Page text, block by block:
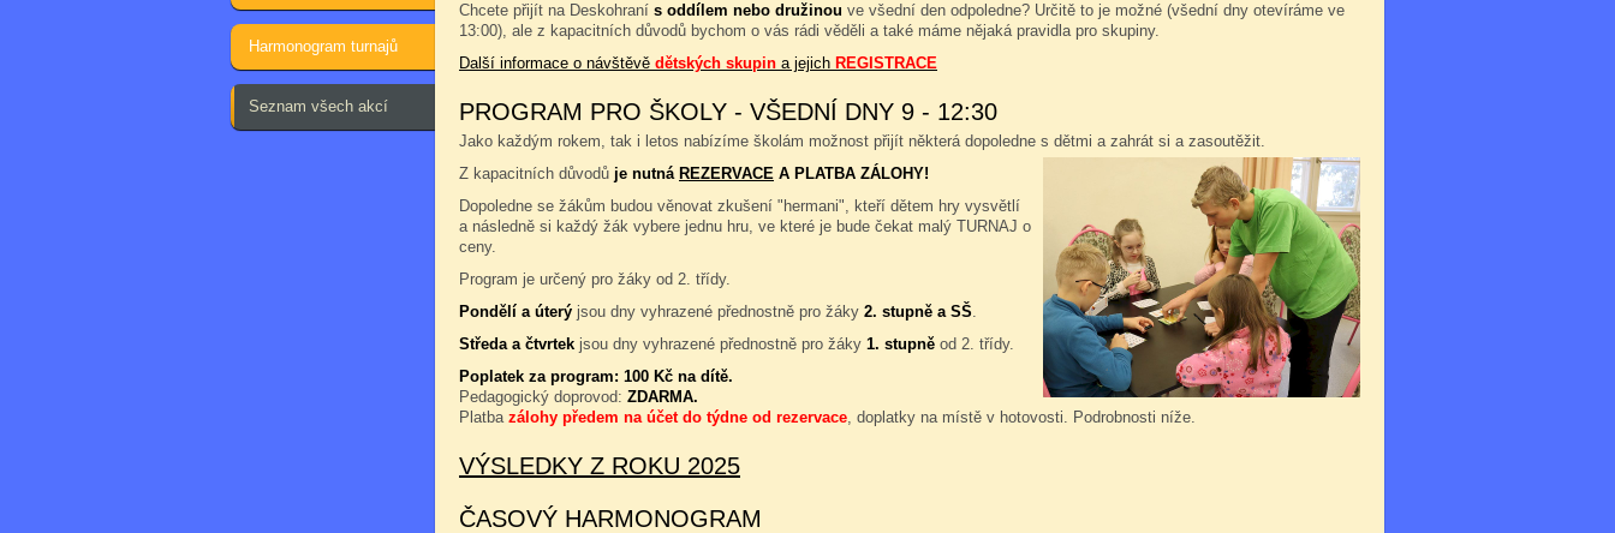
Harmonogram turnajů
Seznam všech akcí
Chcete přijít na Deskohraní s oddílem nebo družinou ve všední den odpoledne? Určitě to je možné (všední dny otevíráme ve
13:00), ale z kapacitních důvodů bychom o vás rádi věděli a také máme nějaká pravidla pro skupiny.
Další informace o návštěvě dětských skupin a jejich REGISTRACE
PROGRAM PRO ŠKOLY - VŠEDNÍ DNY 9 - 12:30
Jako každým rokem, tak i letos nabízíme školám možnost přijít některá dopoledne s dětmi a zahrát si a zasoutěžit.
Z kapacitních důvodů je nutná REZERVACE A PLATBA ZÁLOHY!
Dopoledne se žákům budou věnovat zkušení "hermani", kteří dětem hry vysvětlí
a následně si každý žák vybere jednu hru, ve které je bude čekat malý TURNAJ o
ceny.
Program je určený pro žáky od 2. třídy.
Pondělí a úterý jsou dny vyhrazené přednostně pro žáky 2. stupně a SŠ.
Středa a čtvrtek jsou dny vyhrazené přednostně pro žáky 1. stupně od 2. třídy.
Poplatek za program: 100 Kč na dítě.
Pedagogický doprovod: ZDARMA.
Platba zálohy předem na účet do týdne od rezervace, doplatky na místě v hotovosti. Podrobnosti níže.
VÝSLEDKY Z ROKU 2025
ČASOVÝ HARMONOGRAM